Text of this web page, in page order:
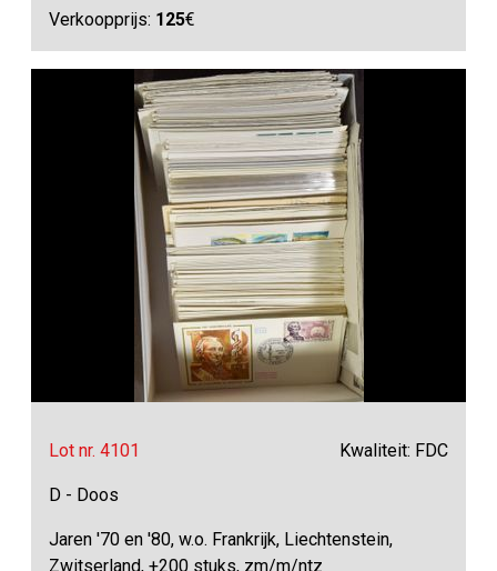
Verkoopprijs: 125€
Lot nr. 4101 Kwaliteit: FDC
D - Doos
Jaren '70 en '80, w.o. Frankrijk, Liechtenstein,
Zwitserland, +200 stuks, zm/m/ntz